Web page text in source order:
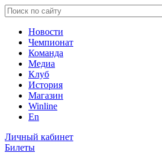
Новости
Чемпионат
Команда
Медиа
Клуб
История
Магазин
Winline
En
Личный кабинет
Билеты